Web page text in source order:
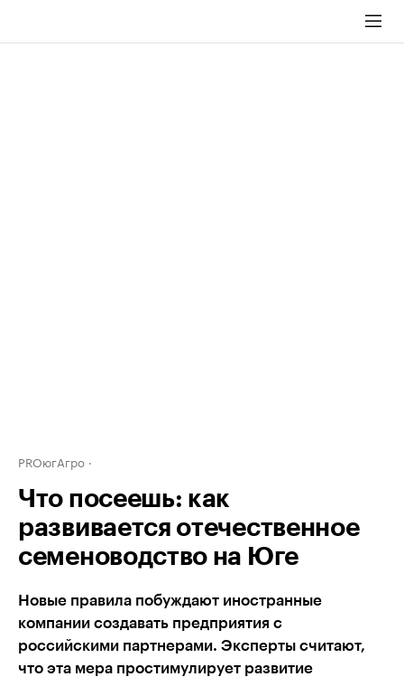
PROюгАгро
Что посеешь: как
развивается отечественное
семеноводство на Юге
Новые правила побуждают иностранные
компании создавать предприятия с
российскими партнерами. Эксперты считают,
что эта мера простимулирует развитие